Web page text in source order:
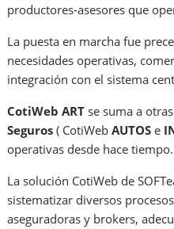
productores-asesores que
La puesta en marcha fue
necesidades operativas,
integración con el sistema
CotiWeb ART se suma a
Seguros ( CotiWebAUTOS e
operativas desde hace tiempo.
La solución CotiWeb de
sistematizar diversos
aseguradoras y brokers,